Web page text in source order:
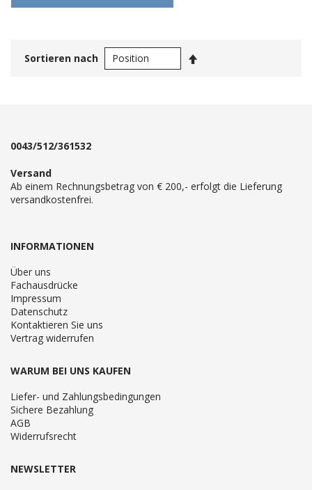
Sortieren nach
0043/512/361532
Versand
Ab einem Rechnungsbetrag von € 200,- erfolgt die Lieferung
versandkostenfrei.
INFORMATIONEN
Über uns
Fachausdrücke
Impressum
Datenschutz
Kontaktieren Sie uns
Vertrag widerrufen
WARUM BEI UNS KAUFEN
Liefer- und Zahlungsbedingungen
Sichere Bezahlung
AGB
Widerrufsrecht
NEWSLETTER